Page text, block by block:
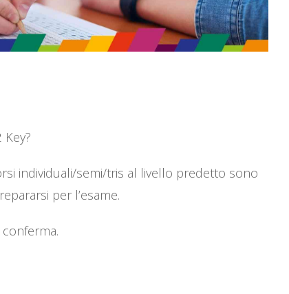
individuali/semi/tris al livello predetto sono
per l’esame.